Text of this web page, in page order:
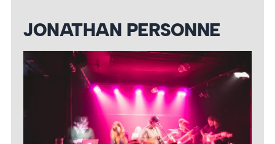
JONATHAN PERSONNE